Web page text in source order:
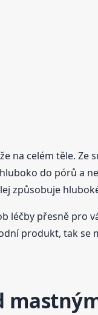
na celém těle.
do pórů a
způsobuje
přesně pro
produkt, tak